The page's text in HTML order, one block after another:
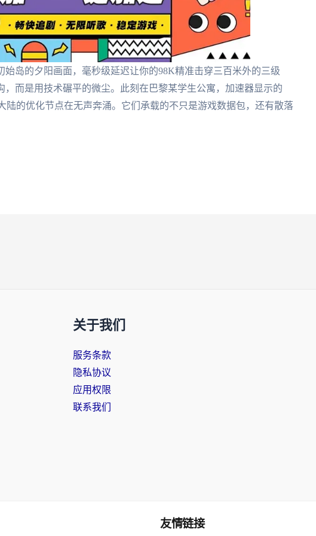
始岛的夕阳画面，毫秒级延迟让你的98K精准击穿三百米外的三级
，而是用技术碾平的微尘。此刻在巴黎某学生公寓，加速器显示的
陆的优化节点在无声奔涌。它们承载的不只是游戏数据包，还有散落
关于我们
服务条款
隐私协议
应用权限
联系我们
友情链接